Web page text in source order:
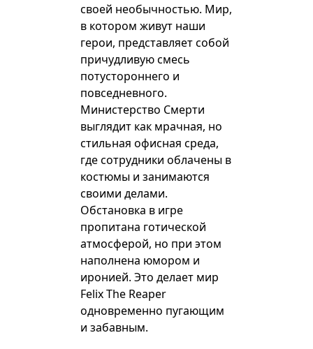
своей необычностью. Мир,
в котором живут наши
герои, представляет собой
причудливую смесь
потустороннего и
повседневного.
Министерство Смерти
выглядит как мрачная, но
стильная офисная среда,
где сотрудники облачены в
костюмы и занимаются
своими делами.
Обстановка в игре
пропитана готической
атмосферой, но при этом
наполнена юмором и
иронией. Это делает мир
Felix The Reaper
одновременно пугающим
и забавным.